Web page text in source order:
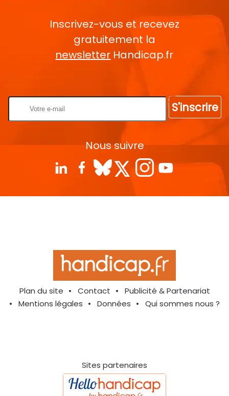
Inscrivez-vous et recevez
gratuitement la
newsletter Handicap.fr
S'inscrire
Nous suivre
Plan du site Contact
Publicité & Partenariat
Mentions légales
Données Qui sommes nous ?
Sites partenaires